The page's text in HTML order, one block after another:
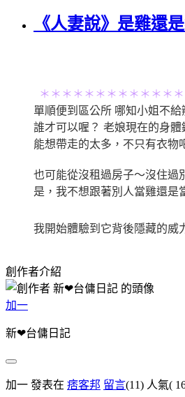
《人妻說》是雞還
＊＊＊＊＊＊＊＊＊＊＊＊
單順便到區公所 哪知小姐不給
誰才可以喔？ 老娘現在的身
能想帶走的太多，不只有衣物
也可能從沒租過房子～沒住過
是，我不想跟著別人當雞還是
我開始體驗到它背後隱藏的威
創作者介紹
加一
新❤台傭日記
加一 發表在 痞客邦 留言(11) 人氣(